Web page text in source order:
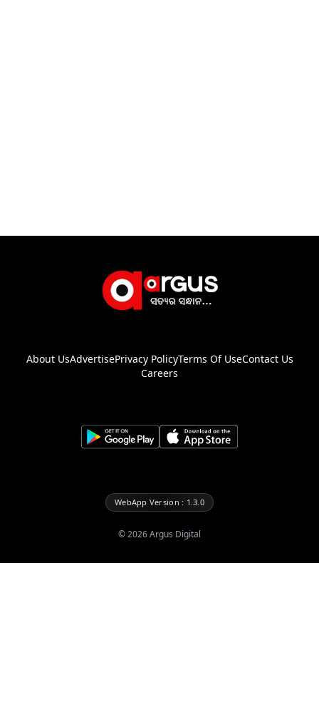
About UsAdvertisePrivacy PolicyTerms Of UseContact Us
Careers
WebApp Version : 1.3.0
©2026Argus Digital